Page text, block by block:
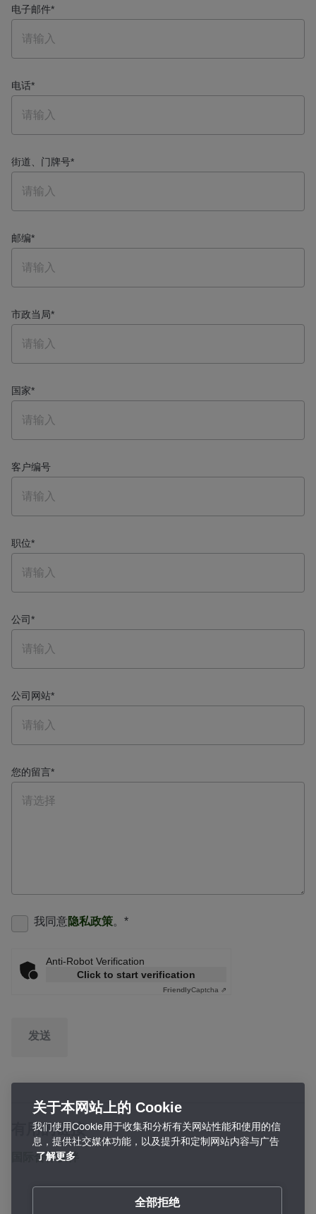
电子邮件*
电话*
街道、门牌号*
邮编*
市政当局*
国家*
客户编号
职位*
公司*
公司网站*
您的留言*
我同意隐私政策。 *
Anti-Robot Verification
Click to start verification
FriendlyCaptcha ⇗
发送
有用的链接
国际合作伙伴
关于本网站上的 Cookie
我们使用Cookie用于收集和分析有关网站性能和使用的信
息，提供社交媒体功能，以及提升和定制网站内容与广告
了解更多
全部拒绝